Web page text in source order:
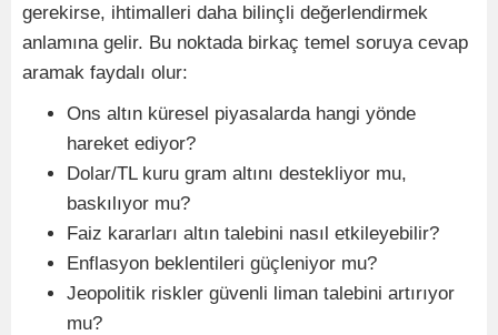
gerekirse, ihtimalleri daha bilinçli değerlendirmek
anlamına gelir. Bu noktada birkaç temel soruya cevap
aramak faydalı olur:
Ons altın küresel piyasalarda hangi yönde
hareket ediyor?
Dolar/TL kuru gram altını destekliyor mu,
baskılıyor mu?
Faiz kararları altın talebini nasıl etkileyebilir?
Enflasyon beklentileri güçleniyor mu?
Jeopolitik riskler güvenli liman talebini artırıyor
mu?